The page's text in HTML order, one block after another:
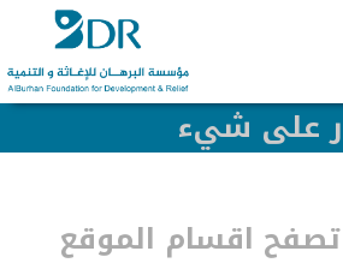
على شيء
اقسام الموقع